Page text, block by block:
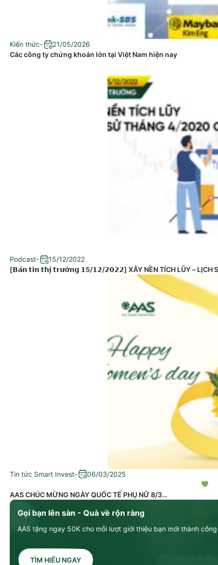
Gọi bạn lên sàn - Quà về rộn ràng
AAS tặng ngay 50K cho mỗi lượt giới thiệu bạn mới thành công
TÌM HIỂU NGAY
Kiến thức-
21/05/2026
Các công ty chứng khoán lớn tại Việt Nam hiện nay
Podcast-
15/12/2022
[𝗕𝗮̉𝗻 𝘁𝗶𝗻 𝘁𝗵𝗶̣ 𝘁𝗿𝘂̛𝗼̛̀𝗻𝗴 𝟭5/𝟭𝟮/𝟮𝟬𝟮𝟮] XÂY NỀN TÍCH LŨY – LỊCH
Tin tức Smart Invest- 06/03/2025
AAS CHÚC MỪNG NGÀY QUỐC TẾ PHỤ NỮ 8/3